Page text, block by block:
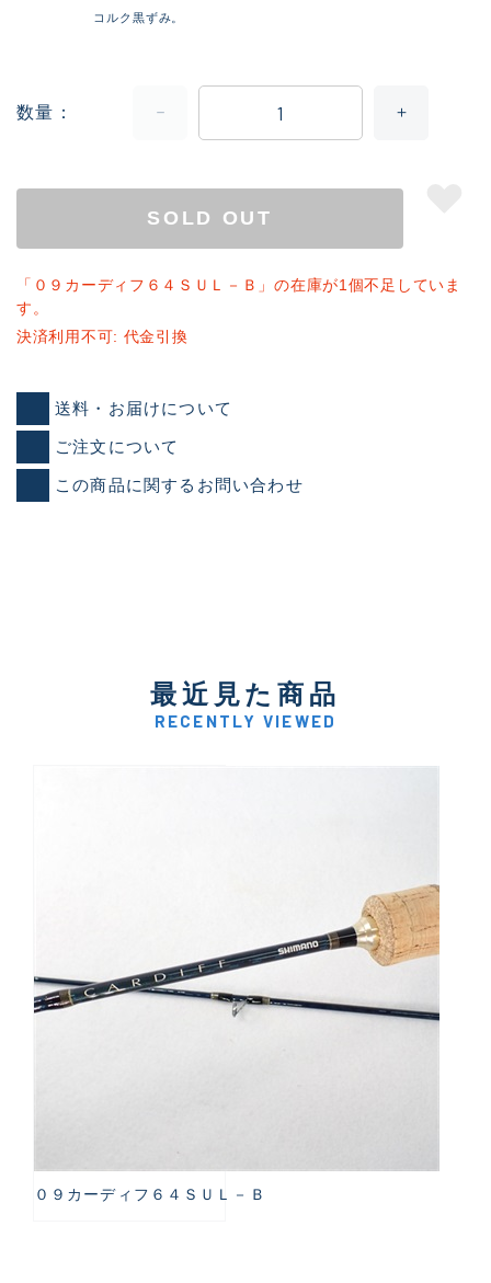
コルク黒ずみ。
数量
SOLD OUT
「０９カーディフ６４ＳＵＬ－Ｂ」の在庫が1個不足していま
す。
決済利用不可: 代金引換
送料・お届けについて
ご注文について
この商品に関するお問い合わせ
最近見た商品
RECENTLY VIEWED
０９カーディフ６４ＳＵＬ－Ｂ